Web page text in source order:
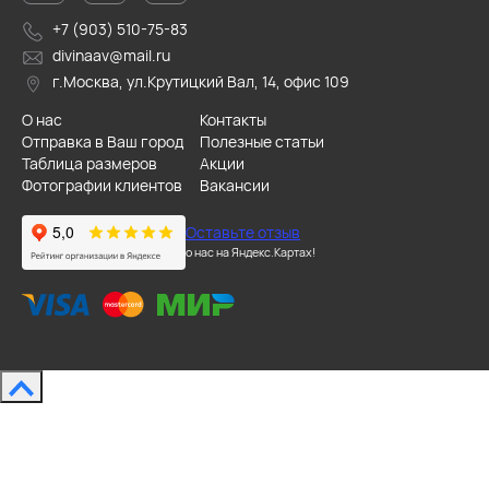
+7 (903) 510-75-83
divinaav@mail.ru
г.Москва, ул.Крутицкий Вал, 14, офис 109
О нас
Контакты
Отправка в Ваш город
Полезные статьи
Таблица размеров
Акции
Фотографии клиентов
Вакансии
Оставьте отзыв
о нас на Яндекс.Картах!